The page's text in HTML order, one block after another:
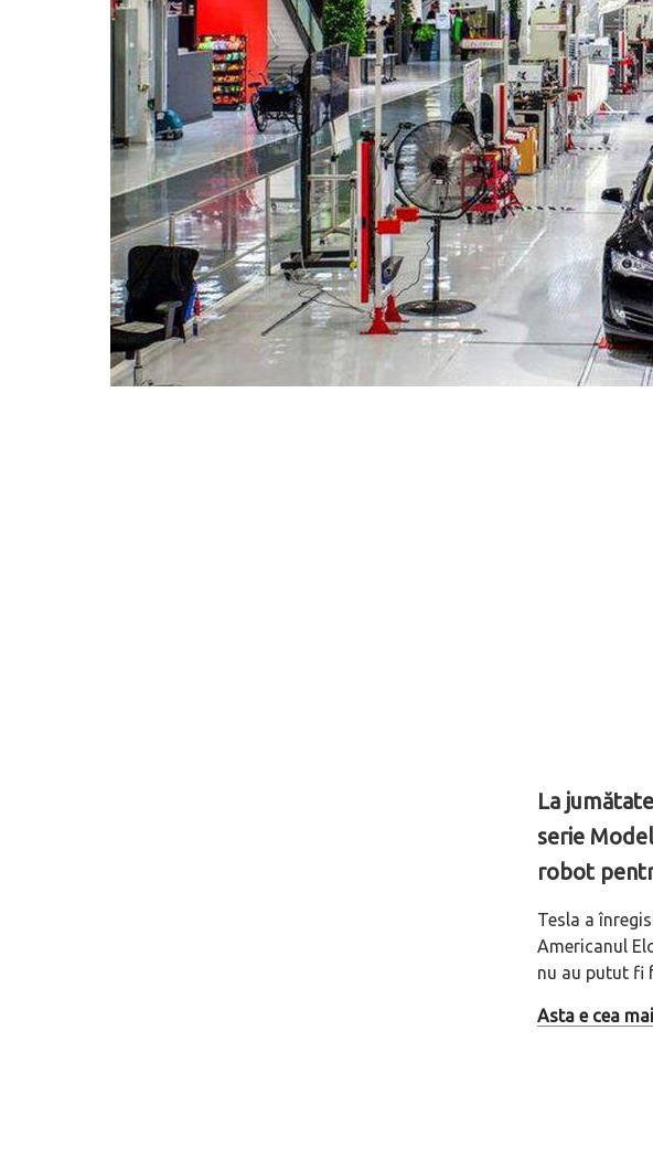
La
serie
robot
Tesla a
Americanul
nu au putut fi
Asta e cea